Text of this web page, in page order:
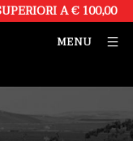
A € 100,00
MENU